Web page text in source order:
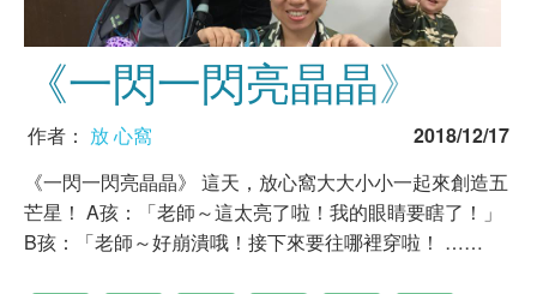
《一閃一閃亮晶晶》
作者： 放 心窩
2018/12/17
《一閃一閃亮晶晶》 這天，放心窩大大小小一起來創造五
芒星！ A孩：「老師～這太亮了啦！我的眼睛要瞎了！」
B孩：「老師～好崩潰哦！接下來要往哪裡穿啦！ ……